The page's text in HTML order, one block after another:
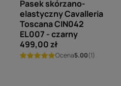
Pasek skórzano-
elastyczny Cavalleria
Toscana CIN042
EL007 - czarny
499,00 zł
Ocena5.00(1)